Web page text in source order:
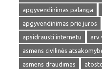
apgyvendinimas palanga
apgyvendinimas prie juros
apsidrausti internetu
arv
asmens civilinės
asmens draudimas